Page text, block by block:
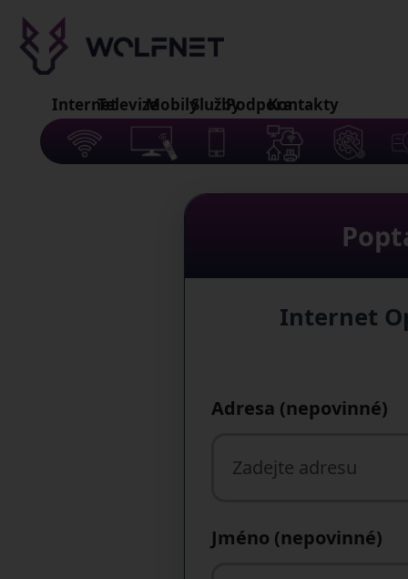
InternetTelevizeMobilySlužbyPodporaKontakty
Internet
Adresa (nepovinné)
Jméno (nepovinné)